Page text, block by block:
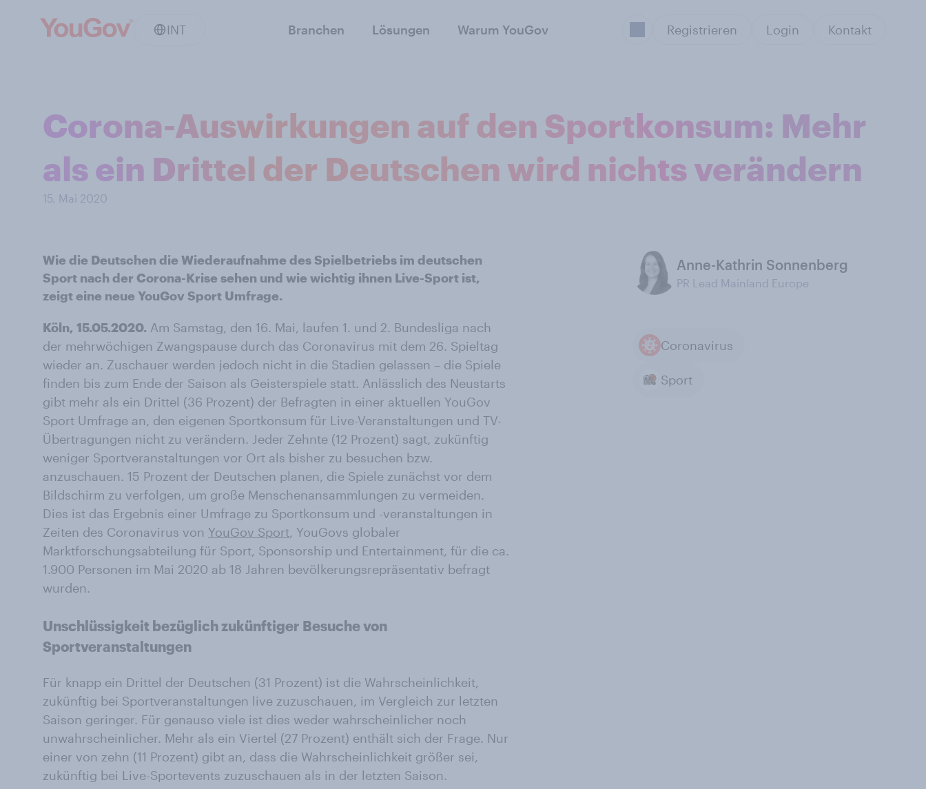
INT Branchen Lösungen Warum YouGov Registrieren Login Kontakt
Corona-Auswirkungen auf den Sportkonsum: Mehr
als ein Drittel der Deutschen wird nichts verändern
15. Mai 2020
Wie die Deutschen die Wiederaufnahme des Spielbetriebs im deutschen
Sport nach der Corona-Krise sehen und wie wichtig ihnen Live-Sport ist,
zeigt eine neue YouGov Sport Umfrage.
Köln, 15.05.2020. Am Samstag, den 16. Mai, laufen 1. und 2. Bundesliga nach
der mehrwöchigen Zwangspause durch das Coronavirus mit dem 26. Spieltag
wieder an. Zuschauer werden jedoch nicht in die Stadien gelassen – die Spiele
finden bis zum Ende der Saison als Geisterspiele statt. Anlässlich des Neustarts
gibt mehr als ein Drittel (36 Prozent) der Befragten in einer aktuellen YouGov
Sport Umfrage an, den eigenen Sportkonsum für Live-Veranstaltungen und TV-
Übertragungen nicht zu verändern. Jeder Zehnte (12 Prozent) sagt, zukünftig
weniger Sportveranstaltungen vor Ort als bisher zu besuchen bzw.
anzuschauen. 15 Prozent der Deutschen planen, die Spiele zunächst vor dem
Bildschirm zu verfolgen, um große Menschenansammlungen zu vermeiden.
Dies ist das Ergebnis einer Umfrage zu Sportkonsum und -veranstaltungen in
Zeiten des Coronavirus von YouGov Sport, YouGovs globaler
Marktforschungsabteilung für Sport, Sponsorship und Entertainment, für die ca.
1.900 Personen im Mai 2020 ab 18 Jahren bevölkerungsrepräsentativ befragt
wurden.
Unschlüssigkeit bezüglich zukünftiger Besuche von
Sportveranstaltungen
Für knapp ein Drittel der Deutschen (31 Prozent) ist die Wahrscheinlichkeit,
zukünftig bei Sportveranstaltungen live zuzuschauen, im Vergleich zur letzten
Saison geringer. Für genauso viele ist dies weder wahrscheinlicher noch
unwahrscheinlicher. Mehr als ein Viertel (27 Prozent) enthält sich der Frage. Nur
einer von zehn (11 Prozent) gibt an, dass die Wahrscheinlichkeit größer sei,
zukünftig bei Live-Sportevents zuzuschauen als in der letzten Saison.
Anne-Kathrin Sonnenberg
PR Lead Mainland Europe
Coronavirus
Sport